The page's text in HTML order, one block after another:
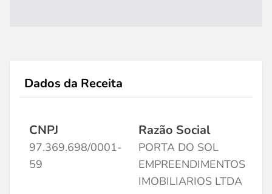
Dados da Receita
CNPJ
97.369.698/0001-
59
Razão Social
PORTA DO SOL
EMPREENDIMENTOS
IMOBILIARIOS LTDA